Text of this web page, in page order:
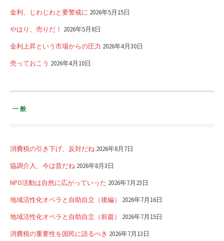
金利、じわじわと要警戒に 2026年5月15日
やはり、売りだ！ 2026年5月8日
金利上昇という市場からの圧力 2026年4月30日
売っておこう 2026年4月10日
一般
消費税の引き下げ、反対だね 2026年8月7日
協調介入、今は昔だね 2026年8月3日
NPO活動は自然に広がっていった 2026年7月23日
地域活性化オペラと自助自立（後編） 2026年7月16日
地域活性化オペラと自助自立（前篇） 2026年7月15日
消費税の重要性を国民に語るべき 2026年7月13日